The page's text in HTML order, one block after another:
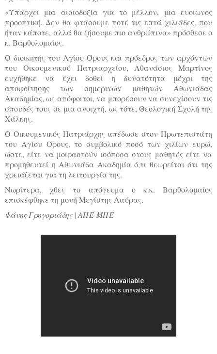
«Υπάρχει μια αισιοδοξία για το μέλλον, μια ευοίωνος
προοπτική. Δεν θα φτάσουμε ποτέ τις επτά χιλιάδες, που
ήταν κάποτε, αλλά θα ζήσουμε πιο ανθρώπινα» πρόσθεσε ο
κ. Βαρθολομαίος.
Ο διοικητής του Αγίου Όρους και πρόεδρος των αρχόντων
του Οικουμενικού Πατριαρχείου, Αθανάσιος Μαρτίνος
ευχήθηκε να έχει δοθεί η δυνατότητα μέχρι της
αποφοίτησης των σημερινών μαθητών Αθωνιάδας
Ακαδημίας, ως απόφοιτοι, να μπορέσουν να συνεχίσουν τις
σπουδές τους σε μια ανοιχτή, ως τότε, Θεολογική Σχολή της
Χάλκης.
Ο Οικουμενικός Πατριάρχης απέδωσε στον Πρωτεπιστάτη
του Αγίου Όρους, το συμβολικό ποσό των χιλίων ευρώ,
ώστε, είτε να μοιραστούν ισόποσα στους μαθητές είτε να
προμηθευτεί η Αθωνιάδα Ακαδημία ό,τι θεωρείται ότι της
χρειάζεται για τη λειτουργία της.
Νωρίτερα, χθες το απόγευμα ο κ.κ. Βαρθολομαίος
επισκέφθηκε τη μονή Μεγίστης Λαύρας.
Φάνης Γρηγοριάδης | ΑΠΕ-ΜΠΕ